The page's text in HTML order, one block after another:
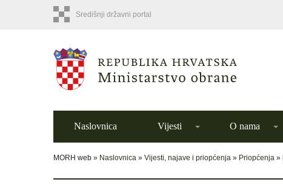
Središnji državni portal
Naslovnica Vijesti O nama
MORH web » Naslovnica » Vijesti, najave i priopćenja » Priopćenja »